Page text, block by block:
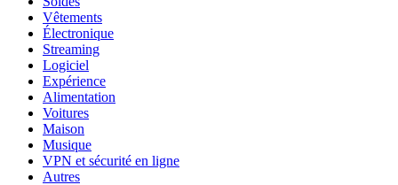
Vêtements
Électronique
Streaming
Logiciel
Expérience
Alimentation
Voitures
Maison
Musique
VPN et sécurité en ligne
Autres